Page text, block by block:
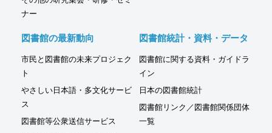
ナー
図書館の最新動向
市民と図書館の未来プロジェク
ト
やさしい日本語・多文化サービ
ス
図書館等公衆送信サービス
図書館統計・資料・データ
図書館に関する資料・ガイドラ
イン
日本の図書館統計
図書館リンク／図書館関係団体
一覧